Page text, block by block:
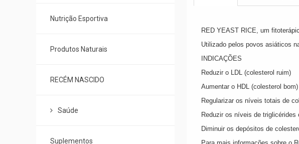
Nutrição Esportiva
Produtos Naturais
RECÉM NASCIDO
Saúde
Suplementos
RED YEAST RICE, um
Utilizado pelos povos asiáticos
INDICAÇÕES
Reduzir o LDL (colesterol ruim)
Aumentar o HDL (colesterol bom)
Regularizar os níveis totais de
Reduzir os níveis de triglicérides
Diminuir os depósitos de